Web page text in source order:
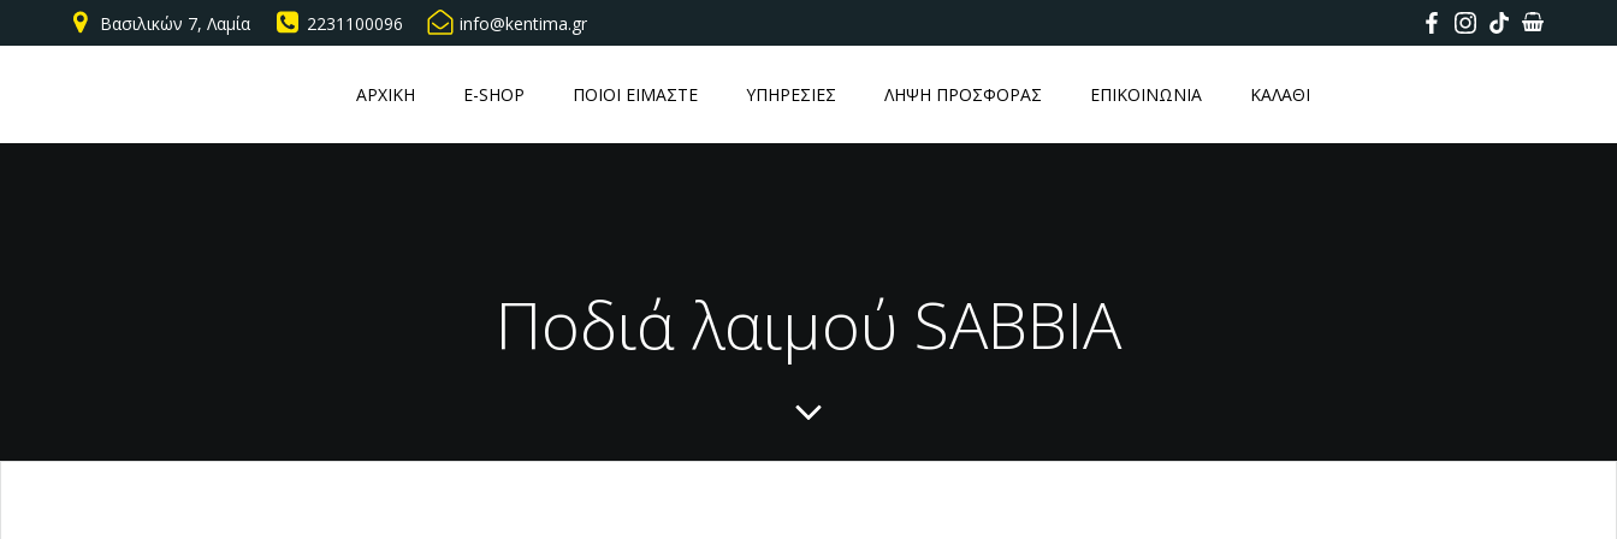
Βασιλικών 7, Λαμία 2231100096 info@kentima.gr
ΑΡΧΙΚΗ E-SHOP ΠΟΙΟΙ ΕΙΜΑΣΤΕ ΥΠΗΡΕΣΙΕΣ ΛΗΨΗ ΠΡΟΣΦΟΡΑΣ ΕΠΙΚΟΙΝΩΝΙΑ ΚΑΛΑΘΙ
Ποδιά λαιμού SABBIA